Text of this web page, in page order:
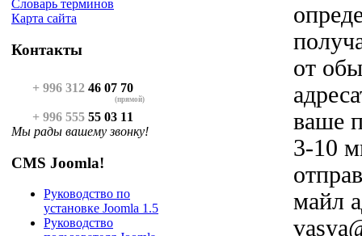
Словарь терминов
Карта сайта
Контакты
+ 996 312 46 07 70
(прямой)
+ 996 555 55 03 11
Мы рады вашему звонку!
CMS Joomla!
Руководство по
установке Joomla 1.5
Руководство
от
ваше
3-10
майл